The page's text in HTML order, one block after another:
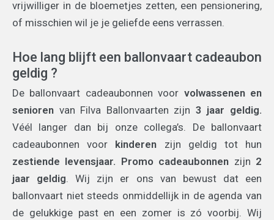
vrijwilliger in de bloemetjes zetten, een pensionering,
of misschien wil je je geliefde eens verrassen.
Hoe lang blijft een ballonvaart cadeaubon
geldig ?
De ballonvaart cadeaubonnen voor volwassenen en
senioren van Filva Ballonvaarten zijn 3 jaar geldig.
Véél langer dan bij onze collega’s. De ballonvaart
cadeaubonnen voor kinderen zijn geldig tot hun
zestiende levensjaar. Promo cadeaubonnen zijn 2
jaar geldig. Wij zijn er ons van bewust dat een
ballonvaart niet steeds onmiddellijk in de agenda van
de gelukkige past en een zomer is zó voorbij. Wij